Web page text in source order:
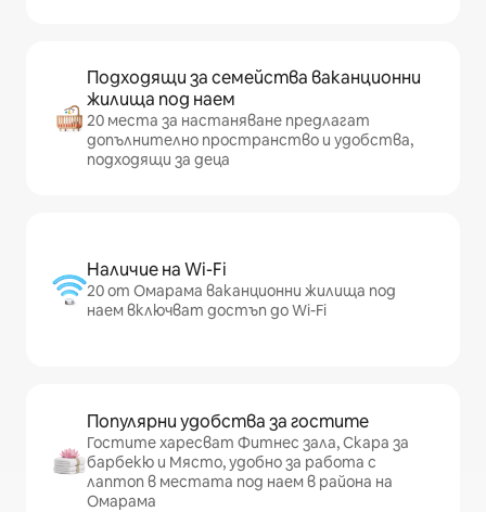
Подходящи за семейства ваканционни
жилища под наем
20 места за настаняване предлагат
допълнително пространство и удобства,
подходящи за деца
Наличие на Wi-Fi
20 от Омарама ваканционни жилища под
наем включват достъп до Wi-Fi
Популярни удобства за гостите
Гостите харесват Фитнес зала, Скара за
барбекю и Място, удобно за работа с
лаптоп в местата под наем в района на
Омарама